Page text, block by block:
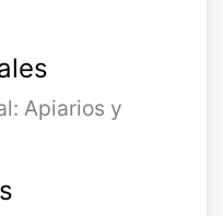
Apiarios y